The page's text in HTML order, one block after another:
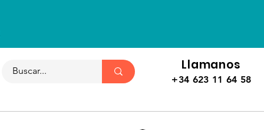
Llamanos
+34 623 11 64 58